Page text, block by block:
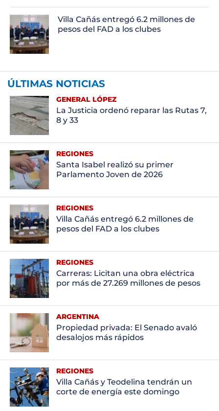
Villa Cañás entregó 6.2 millones de
pesos del FAD a los clubes
ÚLTIMAS NOTICIAS
GENERAL LÓPEZ
La Justicia ordenó reparar las Rutas 7,
8 y 33
REGIONES
Santa Isabel realizó su primer
Parlamento Joven de 2026
REGIONES
Villa Cañás entregó 6.2 millones de
pesos del FAD a los clubes
REGIONES
Carreras: Licitan una obra eléctrica
por más de 27.269 millones de pesos
ARGENTINA
Propiedad privada: El Senado avaló
desalojos más rápidos
REGIONES
Villa Cañás y Teodelina tendrán un
corte de energía este domingo